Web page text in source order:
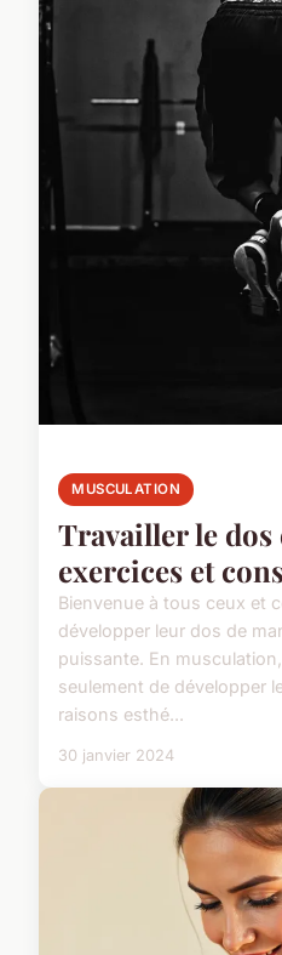
MUSCULATION
Travailler le dos
exercices et
Bienvenue à tous ceux et
développer leur dos de
puissante. En
seulement de développer
raisons esthé...
30 janvier 2024